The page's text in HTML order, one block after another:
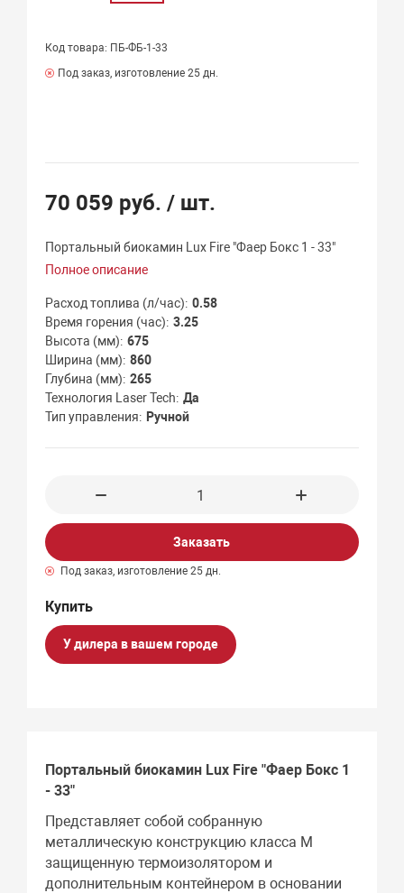
Код товара: ПБ-ФБ-1-33
Под заказ, изготовление 25 дн.
70 059 руб./ шт.
Портальный биокамин Lux Fire "Фаер Бокс 1 - 33"
Полное описание
Расход топлива (л/час) 0.58
Время горения (час) 3.25
Высота (мм) 675
Ширина (мм) 860
Глубина (мм) 265
Технология Laser Tech Да
Тип управления
Ручной
Заказать
Под заказ, изготовление 25 дн.
У дилера в вашем городе
Портальный биокамин Lux Fire "Фаер Бокс 1
- 33"
Представляет собой собранную
металлическую конструкцию класса М
защищенную термоизолятором и
дополнительным контейнером в основании